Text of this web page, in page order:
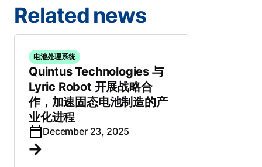
Related news
电池处理系统
Quintus Technologies 与
Lyric Robot 开展战略合
作，加速固态电池制造的产
业化进程
December 23, 2025